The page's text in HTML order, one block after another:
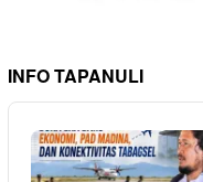
INFO TAPANULI